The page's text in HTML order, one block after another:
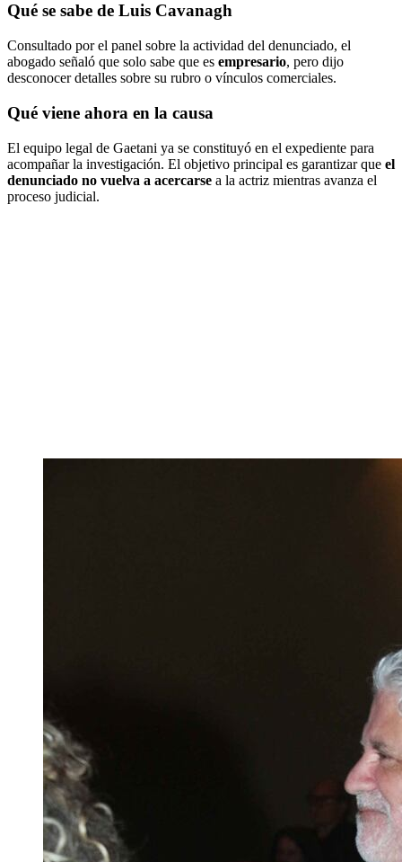
Qué se sabe de Luis Cavanagh
Consultado por el panel sobre la actividad del denunciado, el
abogado señaló que solo sabe que es empresario, pero dijo
desconocer detalles sobre su rubro o vínculos comerciales.
Qué viene ahora en la causa
El equipo legal de Gaetani ya se constituyó en el expediente para
acompañar la investigación. El objetivo principal es garantizar que el
denunciado no vuelva a acercarse a la actriz mientras avanza el
proceso judicial.